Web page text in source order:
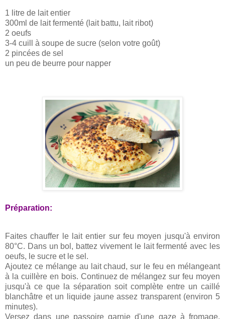
1 litre de lait entier
300ml de lait fermenté (lait battu, lait ribot)
2 oeufs
3-4 cuill à soupe de sucre (selon votre goût)
2 pincées de sel
un peu de beurre pour napper
Préparation:
Faites chauffer le lait entier sur feu moyen jusqu'à environ
80°C. Dans un bol, battez vivement le lait fermenté avec les
oeufs, le sucre et le sel.
Ajoutez ce mélange au lait chaud, sur le feu en mélangeant
à la cuillère en bois. Continuez de mélangez sur feu moyen
jusqu'à ce que la séparation soit complète entre un caillé
blanchâtre et un liquide jaune assez transparent (environ 5
minutes).
Versez dans une passoire garnie d'une gaze à fromage.